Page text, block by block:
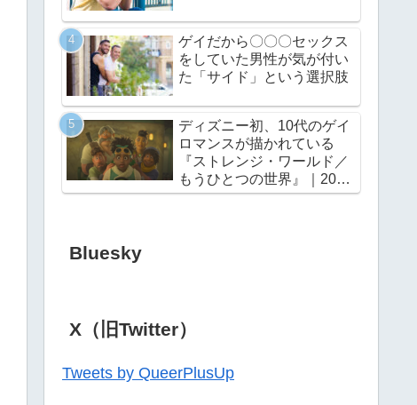
ゲイだから〇〇〇セックス
をしていた男性が気が付い
た「サイド」という選択肢
ディズニー初、10代のゲイ
ロマンスが描かれている
『ストレンジ・ワールド／
もうひとつの世界』｜2022
年11月23日（水・祝）公開
Bluesky
X（旧Twitter）
Tweets by QueerPlusUp